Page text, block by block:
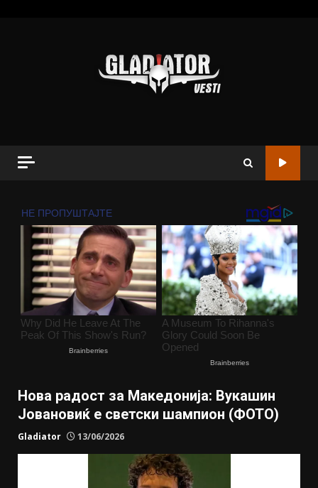
Нова радост за Македонија: Вукашин
Јовановиќ е светски шампион (ФОТО)
Gladiator 13/06/2026